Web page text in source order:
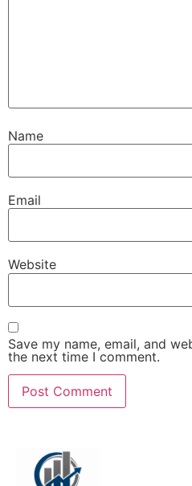
Name
Email
Website
Save my name, email, and
the next time I comment.